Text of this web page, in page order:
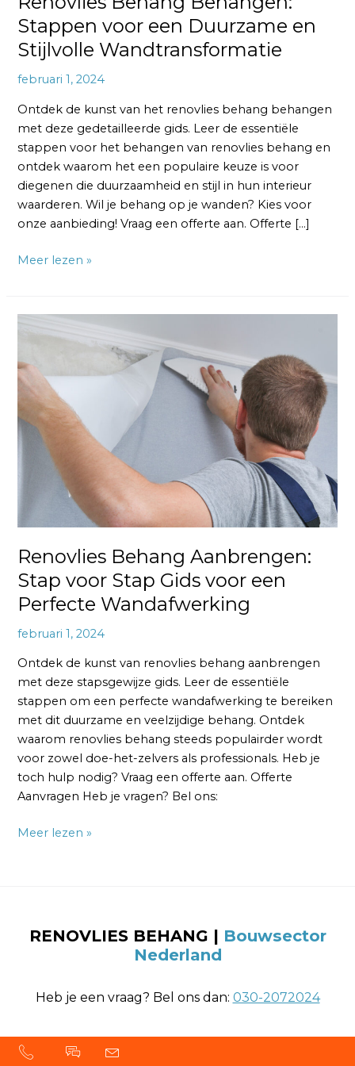
Stappen voor een Duurzame en
Stijlvolle Wandtransformatie
februari 1, 2024
Ontdek de kunst van het renovlies behang behangen
met deze gedetailleerde gids. Leer de essentiële
stappen voor het behangen van renovlies behang en
ontdek waarom het een populaire keuze is voor
diegenen die duurzaamheid en stijl in hun interieur
waarderen. Wil je behang op je wanden? Kies voor
onze aanbieding! Vraag een offerte aan. Offerte […]
Meer lezen »
Renovlies Behang Aanbrengen:
Stap voor Stap Gids voor een
Perfecte Wandafwerking
februari 1, 2024
Ontdek de kunst van renovlies behang aanbrengen
met deze stapsgewijze gids. Leer de essentiële
stappen om een perfecte wandafwerking te bereiken
met dit duurzame en veelzijdige behang. Ontdek
waarom renovlies behang steeds populairder wordt
voor zowel doe-het-zelvers als professionals. Heb je
toch hulp nodig? Vraag een offerte aan. Offerte
Aanvragen Heb je vragen? Bel ons:
Renovlies
Behang
Aanbrengen:
Stap
voor
Stap
Gids
Perfecte
Wandafwerking
Meer lezen »
RENOVLIES BEHANG | Bouwsector
Nederland
Heb je een vraag? Bel ons dan: 030-2072024